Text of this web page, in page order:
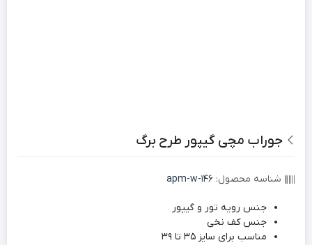
جوراب مچی گیپور طرح برگ
شناسه محصول: apm-w-146
جنس رویه تور و گیپور
جنس کف نخی
مناسب برای سایز 35 تا 39